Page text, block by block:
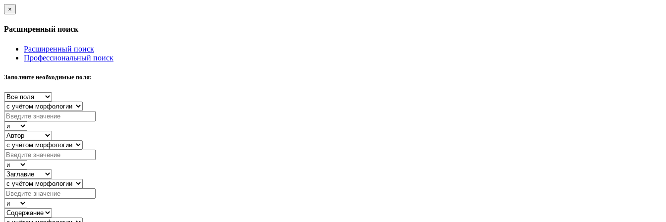
×
Расширенный поиск
Расширенный поиск
Профессиональный поиск
Заполните необходимые поля: